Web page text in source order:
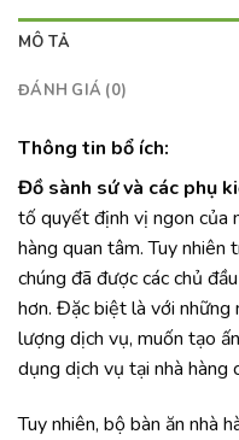
MÔ TẢ
ĐÁNH GIÁ (0)
Thông tin bổ ích:
Đồ sành sứ và các phụ
tố quyết định vị ngon của
hàng quan tâm. Tuy
chúng đã được các chủ
hơn. Đặc biệt là với những
lượng dịch vụ, muốn tạo
dụng dịch vụ tại nhà hàng
Tuy nhiên, bộ bàn ăn nhà